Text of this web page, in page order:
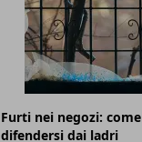
Furti nei negozi: come
difendersi dai ladri